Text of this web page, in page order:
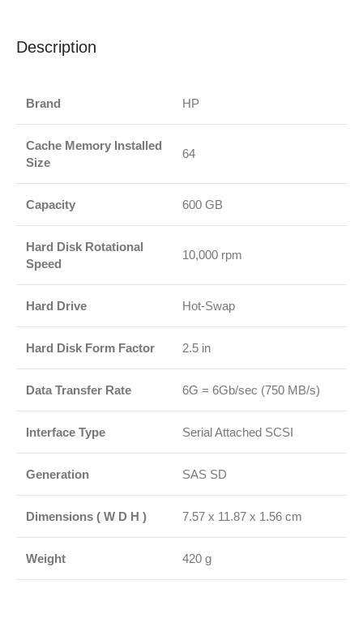
Description
Brand HP
Cache Memory Installed
Size
64
Capacity 600 GB
Hard Disk Rotational
Speed
10,000 rpm
Hard Drive Hot-Swap
Hard Disk Form Factor 2.5 in
Data Transfer Rate 6G = 6Gb/sec (750 MB/s)
Interface Type Serial Attached SCSI
Generation SAS SD
Dimensions ( W D H ) 7.57 x 11.87 x 1.56 cm
Weight 420 g